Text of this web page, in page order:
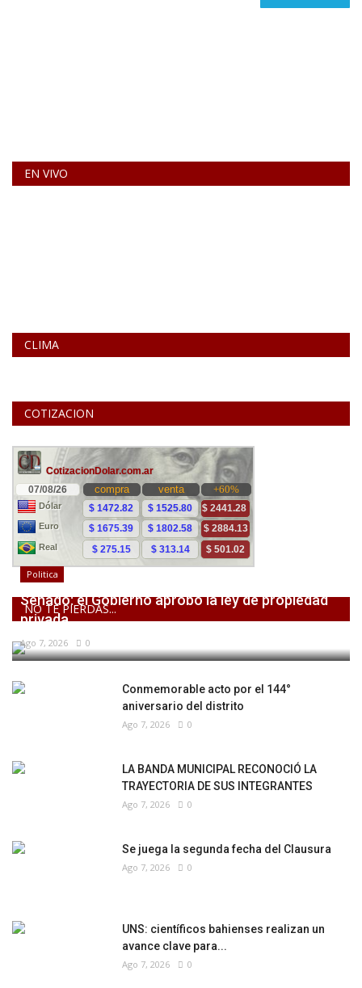
EN VIVO
CLIMA
COTIZACION
NO TE PIERDAS...
Politica
Senado: el Gobierno aprobó la ley de propiedad
privada,...
Ago 7, 2026 0
Conmemorable acto por el 144°
aniversario del distrito
Ago 7, 2026 0
LA BANDA MUNICIPAL RECONOCIÓ LA
TRAYECTORIA DE SUS INTEGRANTES
Ago 7, 2026 0
Se juega la segunda fecha del Clausura
Ago 7, 2026 0
UNS: científicos bahienses realizan un
avance clave para...
Ago 7, 2026 0